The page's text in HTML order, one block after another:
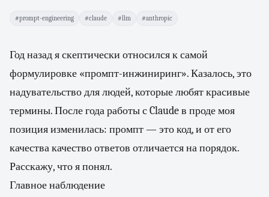
#prompt-engineering #claude #llm #anthropic
Год назад я скептически относился к самой
формулировке «промпт-инжиниринг». Казалось, это
надувательство для людей, которые любят красивые
термины. После года работы с Claude в проде моя
позиция изменилась: промпт — это код, и от его
качества качество ответов отличается на порядок.
Расскажу, что я понял.
Главное наблюдение